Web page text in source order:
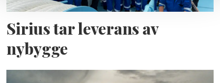
Sirius tar leverans av
nybygge